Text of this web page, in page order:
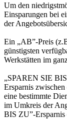
Um den
Einsparungen bei
der
Ein „AB”-Preis
günstigsten
Werkstätten im
„SPAREN SIE
Ersparnis
eine bestimmte
im Umkreis der
BIS ZU”-Ersparnis